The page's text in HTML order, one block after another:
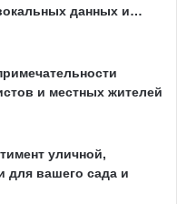
данных и…
и местных жителей
уличной,
для вашего сада и